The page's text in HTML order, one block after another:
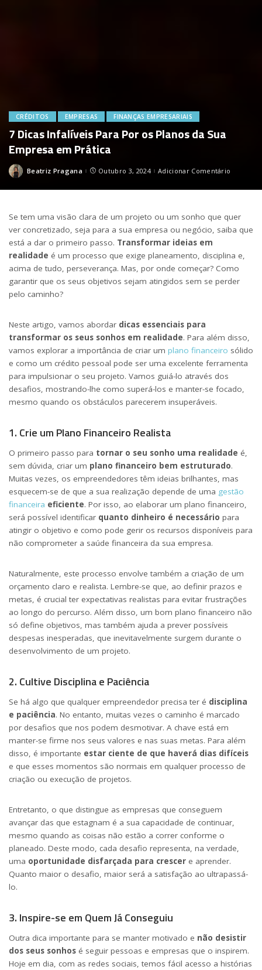
CRÉDITOS EMPRESAS FINANÇAS EMPRESARIAIS
7 Dicas Infalíveis Para Por os Planos da Sua
Empresa em Prática
Posted
Beatriz Pragana Outubro 3, 2024 Adicionar Comentário
Se tem uma visão clara de um projeto ou um sonho que quer
ver concretizado, seja para a sua empresa ou negócio, saiba que
está a dar o primeiro passo. Transformar ideias em
realidade é um processo que exige planeamento, disciplina e,
acima de tudo, perseverança. Mas, por onde começar? Como
garantir que os seus objetivos sejam atingidos sem se perder
pelo caminho?
Neste artigo, vamos abordar dicas essenciais para
transformar os seus sonhos em realidade. Para além disso,
vamos explorar a importância de criar um plano financeiro sólido
e como um crédito pessoal pode ser uma excelente ferramenta
para impulsionar o seu projeto. Vamos guiá-lo através dos
desafios, mostrando-lhe como superá-los e manter-se focado,
mesmo quando os obstáculos parecerem insuperáveis.
1. Crie um Plano Financeiro Realista
O primeiro passo para tornar o seu sonho uma realidade é,
sem dúvida, criar um plano financeiro bem estruturado.
Muitas vezes, os empreendedores têm ideias brilhantes, mas
esquecem-se de que a sua realização depende de uma gestão
financeira eficiente. Por isso, ao elaborar um plano financeiro,
será possível identificar quanto dinheiro é necessário para
atingir o objetivo e como pode gerir os recursos disponíveis para
não comprometer a saúde financeira da sua empresa.
Naturalmente, este processo envolve também a criação de um
orçamento claro e realista. Lembre-se que, ao definir prazos e
metas, é crucial ter expectativas realistas para evitar frustrações
ao longo do percurso. Além disso, um bom plano financeiro não
só define objetivos, mas também ajuda a prever possíveis
despesas inesperadas, que inevitavelmente surgem durante o
desenvolvimento de um projeto.
2. Cultive Disciplina e Paciência
Se há algo que qualquer empreendedor precisa ter é disciplina
e paciência. No entanto, muitas vezes o caminho é marcado
por desafios que nos podem desmotivar. A chave está em
manter-se firme nos seus valores e nas suas metas. Para além
disso, é importante estar ciente de que haverá dias difíceis
e que esses momentos são normais em qualquer processo de
criação ou execução de projetos.
Entretanto, o que distingue as empresas que conseguem
avançar das que estagnam é a sua capacidade de continuar,
mesmo quando as coisas não estão a correr conforme o
planeado. Deste modo, cada desafio representa, na verdade,
uma oportunidade disfarçada para crescer e aprender.
Quanto maior o desafio, maior será a satisfação ao ultrapassá-
lo.
3. Inspire-se em Quem Já Conseguiu
Outra dica importante para se manter motivado e não desistir
dos seus sonhos é seguir pessoas e empresas que o inspirem.
Hoje em dia, com as redes sociais, temos fácil acesso a histórias